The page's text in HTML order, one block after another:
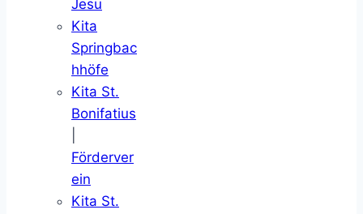
Jesu
Kita
Springbac
hhöfe
Kita St.
Bonifatius
Förderver
ein
Kita St.